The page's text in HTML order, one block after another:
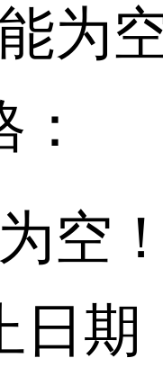
为
空
日期